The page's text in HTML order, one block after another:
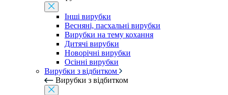
Інші вирубки
Весняні, пасхальні вирубки
Вирубки на тему кохання
Дитячі вирубки
Новорічні вирубки
Осінні вирубки
Вирубки з відбитком
Вирубки з відбитком